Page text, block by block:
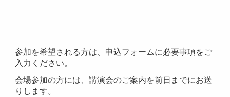
参加を希望される方は、申込フォームに必要事項をご
入力ください。
会場参加の方には、講演会のご案内を前日までにお送
りします。